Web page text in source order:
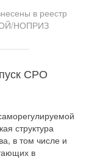
в реестр
НОПРИЗ
СРО
структура
в том числе и
в